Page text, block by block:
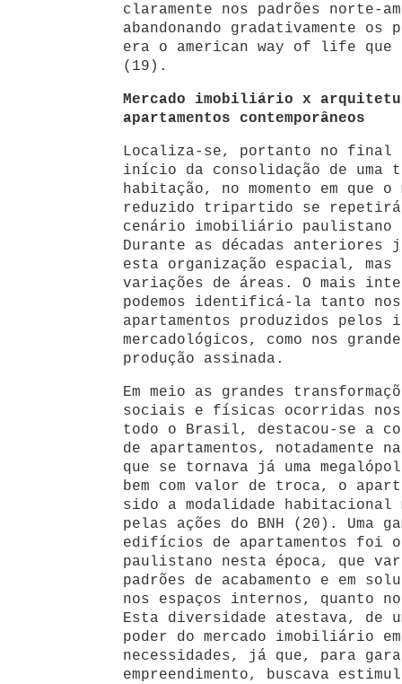
claramente nos padrões norte-
abandonando gradativamente os
era o american way of life que
(19).
Mercado imobiliário x
apartamentos contemporâneos
Localiza-se, portanto no final
início da consolidação de uma
habitação, no momento em que o
reduzido tripartido se
cenário imobiliário paulistano
Durante as décadas anteriores
esta organização espacial, mas
variações de áreas. O mais
podemos identificá-la tanto
apartamentos produzidos pelos
mercadológicos, como nos
produção assinada.
Em meio as grandes
sociais e físicas ocorridas nos
todo o Brasil, destacou-se a
de apartamentos, notadamente
que se tornava já uma
bem com valor de troca, o
sido a modalidade habitacional
pelas ações do BNH (20). Uma
edifícios de apartamentos foi
paulistano nesta época, que
padrões de acabamento e em
nos espaços internos, quanto
Esta diversidade atestava, de
poder do mercado imobiliário
necessidades, já que, para
empreendimento, buscava